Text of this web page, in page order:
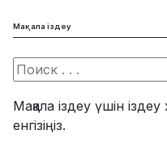
Мақала іздеу
Мақала іздеу үшін
енгізіңіз.